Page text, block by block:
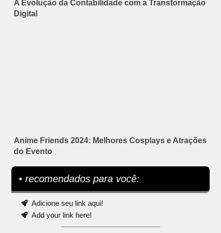
A Evolução da Contabilidade com a Transformação
Digital
Anime Friends 2024: Melhores Cosplays e Atrações
do Evento
• recomendados para você:
Adicione seu link aqui!
Add your link here!